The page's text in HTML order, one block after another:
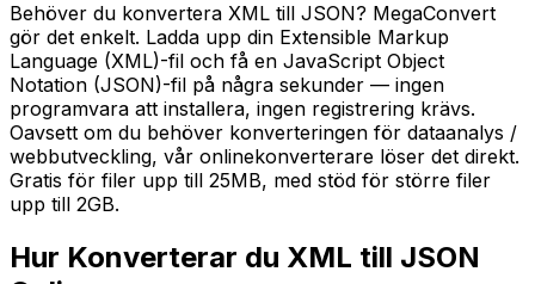
Behöver du konvertera XML till JSON? MegaConvert
gör det enkelt. Ladda upp din Extensible Markup
Language (XML)-fil och få en JavaScript Object
Notation (JSON)-fil på några sekunder — ingen
programvara att installera, ingen registrering krävs.
Oavsett om du behöver konverteringen för dataanalys /
webbutveckling, vår onlinekonverterare löser det direkt.
Gratis för filer upp till 25MB, med stöd för större filer
upp till 2GB.
Hur Konverterar du XML till JSON